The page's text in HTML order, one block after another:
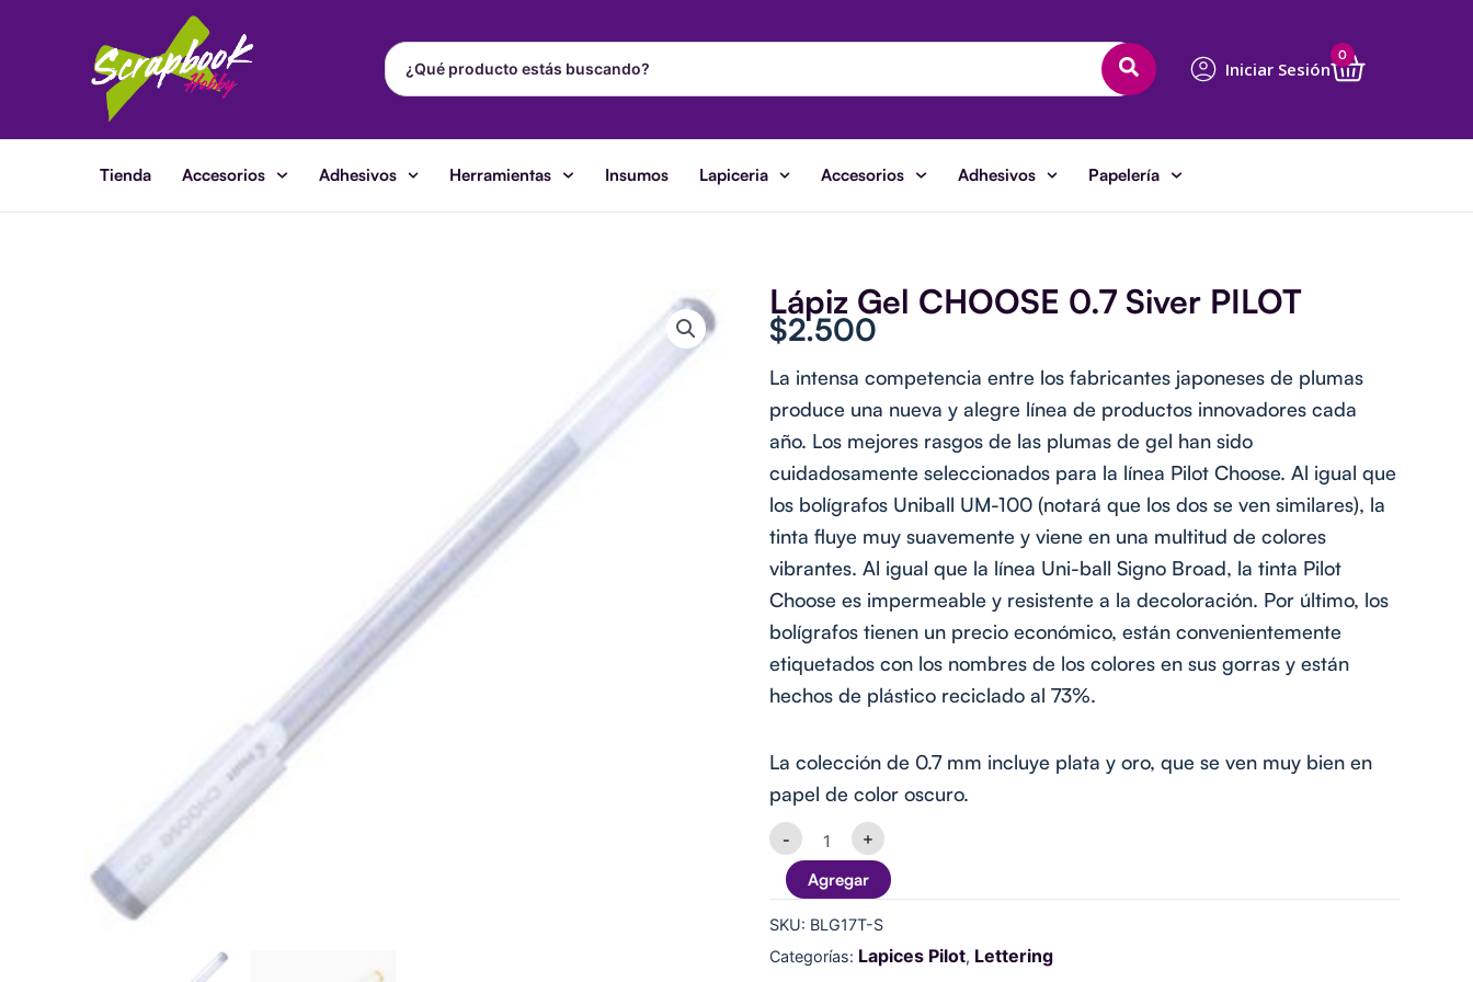
contenido
Iniciar Sesión
0
Cart
Tienda Accesorios Adhesivos Herramientas Insumos Lapiceria Accesorios Adhesivos Papelería
Lápiz Gel CHOOSE 0.7 Siver PILOT
$2.500
La intensa competencia entre los fabricantes japoneses de plumas
produce una nueva y alegre línea de productos innovadores cada
año. Los mejores rasgos de las plumas de gel han sido
cuidadosamente seleccionados para la línea Pilot Choose. Al igual que
los bolígrafos Uniball UM-100 (notará que los dos se ven similares), la
tinta fluye muy suavemente y viene en una multitud de colores
vibrantes. Al igual que la línea Uni-ball Signo Broad, la tinta Pilot
Choose es impermeable y resistente a la decoloración. Por último, los
bolígrafos tienen un precio económico, están convenientemente
etiquetados con los nombres de los colores en sus gorras y están
hechos de plástico reciclado al 73%.
La colección de 0.7 mm incluye plata y oro, que se ven muy bien en
papel de color oscuro.
- Lápiz
Gel
CHOOSE
0.7
PILOT
cantidad
+
Agregar
SKU: BLG17T-S
Categorías: Lapices Pilot, Lettering